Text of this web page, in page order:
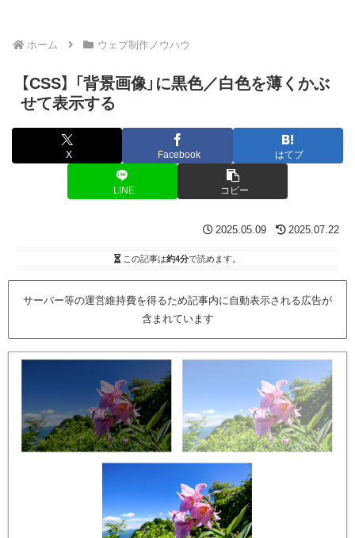
ホーム ウェブ制作ノウハウ
【CSS】 「背景画像」に黒色／白色を薄くかぶ
せて表示する
X Facebook はてブ
LINE コピー
2025.05.09 2025.07.22
この記事は約4分で読めます。
サーバー等の運営維持費を得るため記事内に自動表示される広告が
含まれています